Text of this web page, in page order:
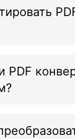
PDF